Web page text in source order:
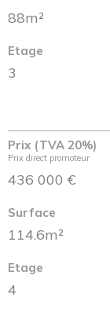
88m²
Etage
3
Prix (TVA 20%)
Prix direct promoteur
436 000 €
Surface
114.6m²
Etage
4